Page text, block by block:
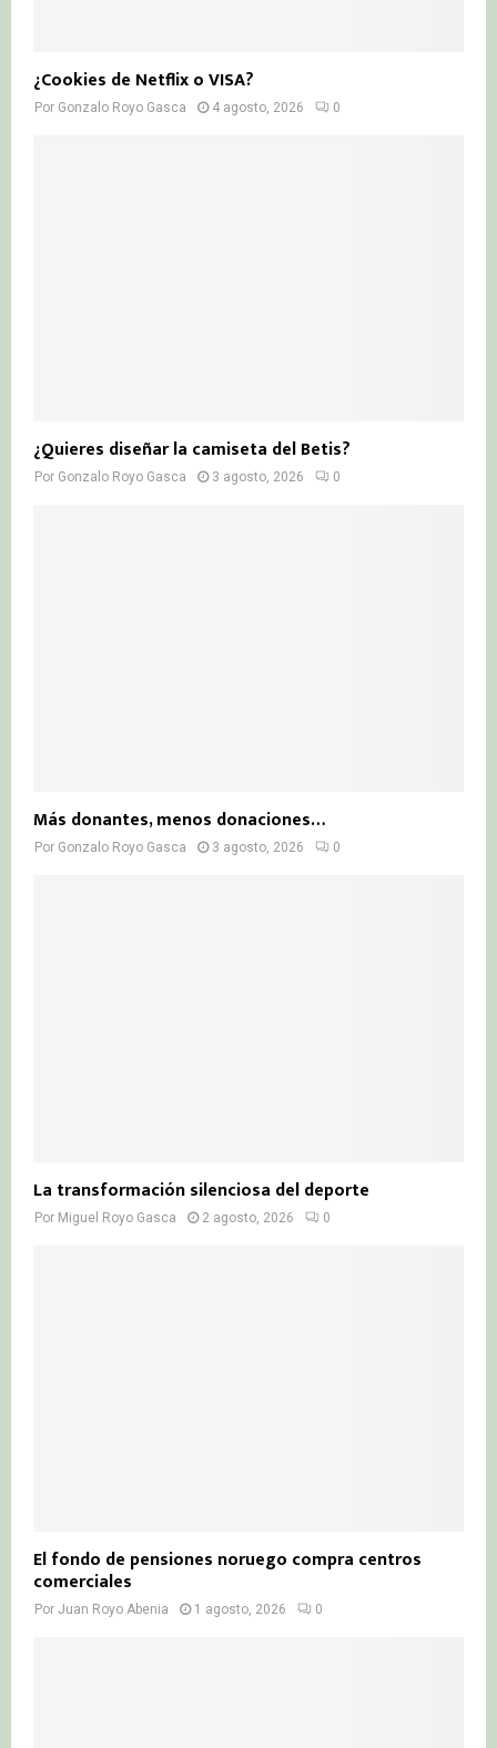
¿Cookies de Netflix o VISA?
Por Gonzalo Royo Gasca 4 agosto, 2026 0
¿Quieres diseñar la camiseta del Betis?
Por Gonzalo Royo Gasca 3 agosto, 2026 0
Más donantes, menos donaciones…
Por Gonzalo Royo Gasca 3 agosto, 2026 0
La transformación silenciosa del deporte
Por Miguel Royo Gasca 2 agosto, 2026 0
El fondo de pensiones noruego compra centros
comerciales
Por Juan Royo Abenia 1 agosto, 2026 0